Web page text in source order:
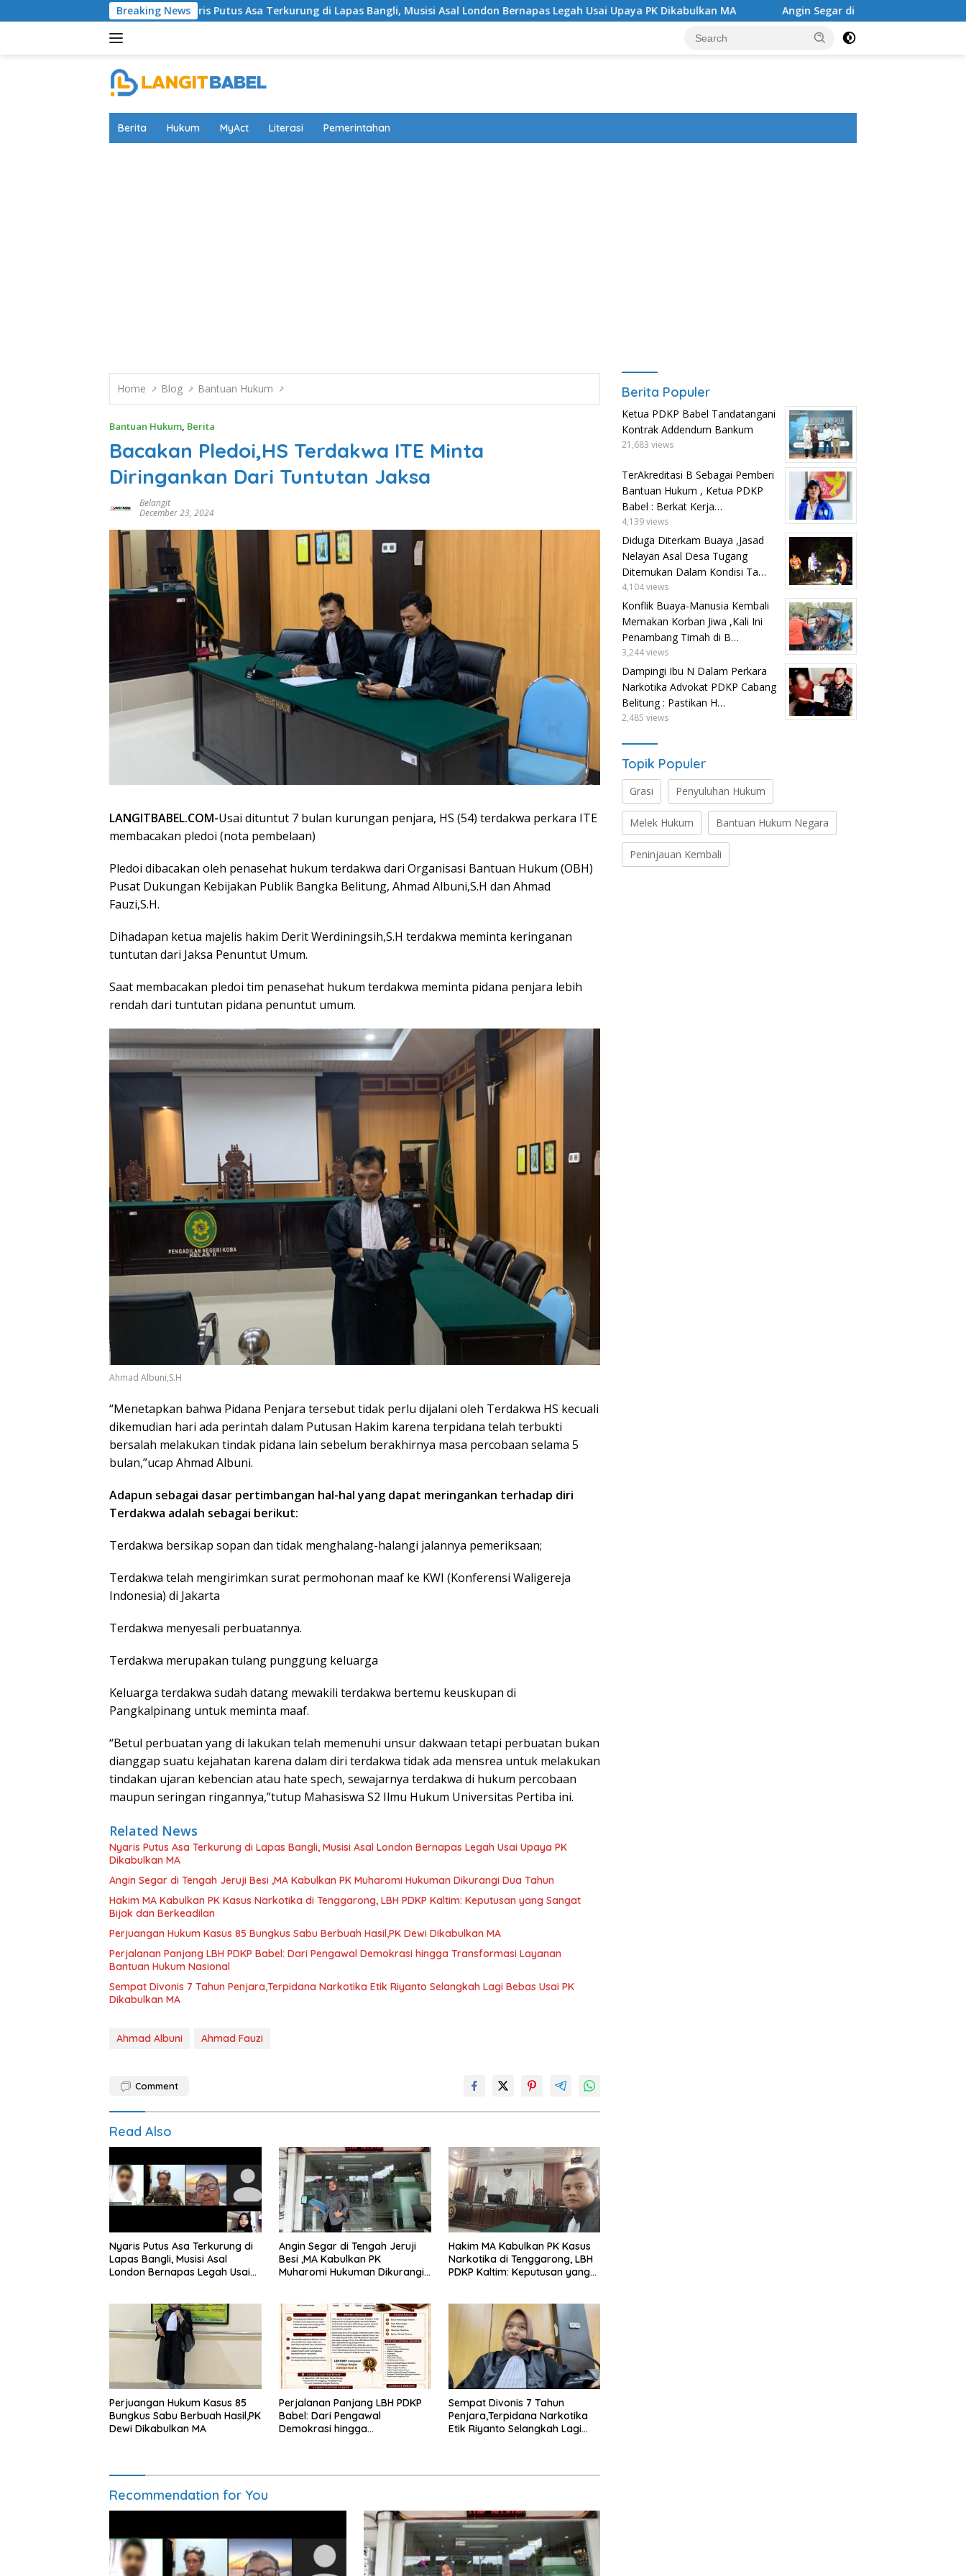
to
Breaking News
Nyaris Putus Asa Terkurung di Lapas Bangli, Musisi Asal London Bernapas Legah Usai Upaya PK Dikabulkan MA Angin Segar di Tengah Jeruji Besi ,MA Kabulkan PK Muharomi
Berita Hukum MyAct Literasi Pemerintahan
Home Blog Bantuan Hukum
Bantuan Hukum, Berita
Bacakan Pledoi,HS Terdakwa ITE Minta
Diringankan Dari Tuntutan Jaksa
Belangit
December 23, 2024
LANGITBABEL.COM-Usai dituntut 7 bulan kurungan penjara, HS (54) terdakwa perkara ITE
membacakan pledoi (nota pembelaan)
Pledoi dibacakan oleh penasehat hukum terdakwa dari Organisasi Bantuan Hukum (OBH)
Pusat Dukungan Kebijakan Publik Bangka Belitung, Ahmad Albuni,S.H dan Ahmad
Fauzi,S.H.
Dihadapan ketua majelis hakim Derit Werdiningsih,S.H terdakwa meminta keringanan
tuntutan dari Jaksa Penuntut Umum.
Saat membacakan pledoi tim penasehat hukum terdakwa meminta pidana penjara lebih
rendah dari tuntutan pidana penuntut umum.
Ahmad Albuni,S.H
“Menetapkan bahwa Pidana Penjara tersebut tidak perlu dijalani oleh Terdakwa HS kecuali
dikemudian hari ada perintah dalam Putusan Hakim karena terpidana telah terbukti
bersalah melakukan tindak pidana lain sebelum berakhirnya masa percobaan selama 5
bulan,”ucap Ahmad Albuni.
Adapun sebagai dasar pertimbangan hal-hal yang dapat meringankan terhadap diri
Terdakwa adalah sebagai berikut:
Terdakwa bersikap sopan dan tidak menghalang-halangi jalannya pemeriksaan;
Terdakwa telah mengirimkan surat permohonan maaf ke KWI (Konferensi Waligereja
Indonesia) di Jakarta
Terdakwa menyesali perbuatannya.
Terdakwa merupakan tulang punggung keluarga
Keluarga terdakwa sudah datang mewakili terdakwa bertemu keuskupan di
Pangkalpinang untuk meminta maaf.
“Betul perbuatan yang di lakukan telah memenuhi unsur dakwaan tetapi perbuatan bukan
dianggap suatu kejahatan karena dalam diri terdakwa tidak ada mensrea untuk melakukan
tindakan ujaran kebencian atau hate spech, sewajarnya terdakwa di hukum percobaan
maupun seringan ringannya,”tutup Mahasiswa S2 Ilmu Hukum Universitas Pertiba ini.
Related News
Nyaris Putus Asa Terkurung di Lapas Bangli, Musisi Asal London Bernapas Legah Usai Upaya PK
Dikabulkan MA
Angin Segar di Tengah Jeruji Besi ,MA Kabulkan PK Muharomi Hukuman Dikurangi Dua Tahun
Hakim MA Kabulkan PK Kasus Narkotika di Tenggarong, LBH PDKP Kaltim: Keputusan yang Sangat
Bijak dan Berkeadilan
Perjuangan Hukum Kasus 85 Bungkus Sabu Berbuah Hasil,PK Dewi Dikabulkan MA
Perjalanan Panjang LBH PDKP Babel: Dari Pengawal Demokrasi hingga Transformasi Layanan
Bantuan Hukum Nasional
Sempat Divonis 7 Tahun Penjara,Terpidana Narkotika Etik Riyanto Selangkah Lagi Bebas Usai PK
Dikabulkan MA
Ahmad Albuni Ahmad Fauzi
Comment
Read Also
Nyaris Putus Asa Terkurung di
Lapas Bangli, Musisi Asal
London Bernapas Legah Usai
Angin Segar di Tengah Jeruji
Besi ,MA Kabulkan PK
Muharomi Hukuman Dikurangi
Hakim MA Kabulkan PK Kasus
Narkotika di Tenggarong, LBH
PDKP Kaltim: Keputusan yang
Perjuangan Hukum Kasus 85
Bungkus Sabu Berbuah Hasil,PK
Dewi Dikabulkan MA
Perjalanan Panjang LBH PDKP
Babel: Dari Pengawal
Demokrasi hingga
Sempat Divonis 7 Tahun
Penjara,Terpidana Narkotika
Etik Riyanto Selangkah Lagi
Recommendation for You
Berita Populer
Ketua PDKP Babel Tandatangani
Kontrak Addendum Bankum
21,683 views
TerAkreditasi B Sebagai Pemberi
Bantuan Hukum , Ketua PDKP
Babel : Berkat Kerja…
4,139 views
Diduga Diterkam Buaya ,Jasad
Nelayan Asal Desa Tugang
Ditemukan Dalam Kondisi Ta…
4,104 views
Konflik Buaya-Manusia Kembali
Memakan Korban Jiwa ,Kali Ini
Penambang Timah di B…
3,244 views
Dampingi Ibu N Dalam Perkara
Narkotika Advokat PDKP Cabang
Belitung : Pastikan H…
2,485 views
Topik Populer
Grasi Penyuluhan Hukum
Melek Hukum Bantuan Hukum Negara
Peninjauan Kembali